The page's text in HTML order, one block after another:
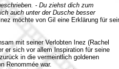
- Du ziehst dich zum
auch unter der Dusche besser
Inez möchte von Gil eine Erklärung für
mit seiner Verlobten Inez (Rachel
er sich vor allem Inspiration für seine
in die vermeintlich goldenen
Renommée war.